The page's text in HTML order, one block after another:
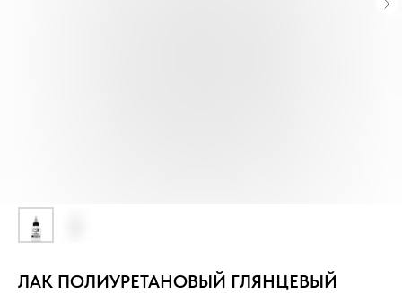
ЛАК ПОЛИУРЕТАНОВЫЙ ГЛЯНЦЕВЫЙ